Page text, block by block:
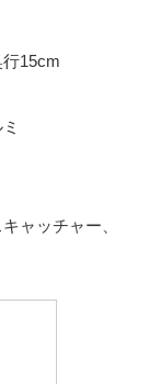
15cm
ャッチャー、